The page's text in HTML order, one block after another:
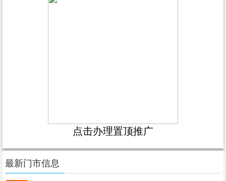
点击办理置顶推广
最新门市信息